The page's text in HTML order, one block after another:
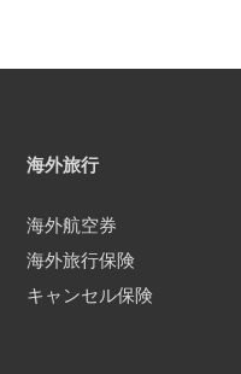
海外旅行
海外航空券
海外旅行保険
キャンセル保険